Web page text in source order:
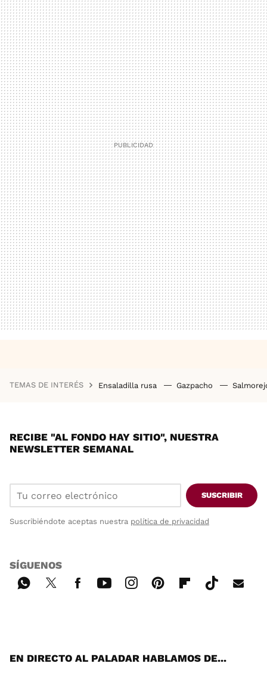
TEMAS DE INTERÉS Ensaladilla rusa Gazpacho
RECIBE "AL FONDO HAY SITIO", NUESTRA
NEWSLETTER SEMANAL
SUSCRIBIR
Suscribiéndote aceptas nuestra política de privacidad
SÍGUENOS
EN DIRECTO AL PALADAR HABLAMOS DE...